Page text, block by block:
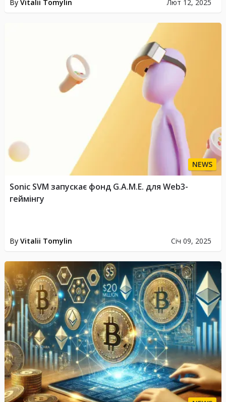
By Vitalii Tomylin Лют 12, 2025
NEWS
By Vitalii Tomylin Січ 09, 2025
Sonic SVM запускає фонд G.A.M.E. для Web3-
геймінгу